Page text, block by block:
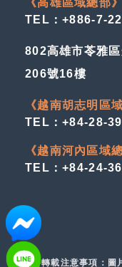
《高雄區域總部》
TEL：+886-7-
802高雄市苓雅
206號16樓
《越南胡志明區
TEL：+84-28-
《越南河內區域
TEL：+84-24-
資料轉載注意事項：圖